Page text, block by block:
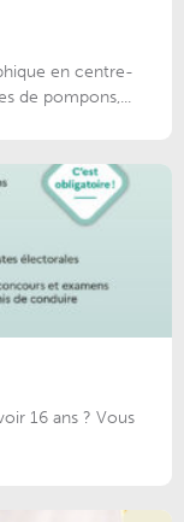
en centre-
de pompons,...
16 ans ? Vous